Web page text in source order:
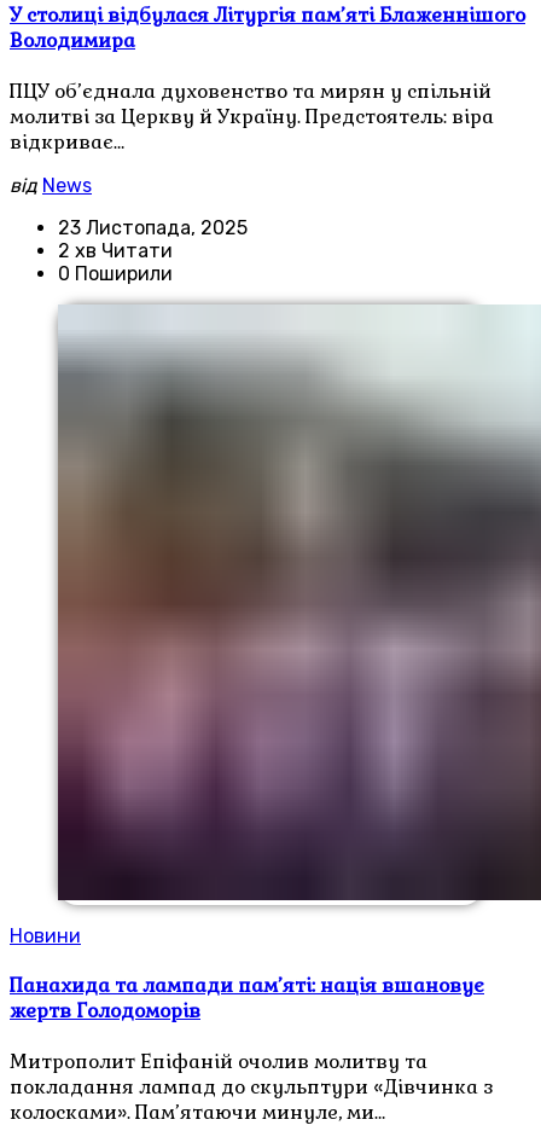
У столиці відбулася Літургія пам’яті Блаженнішого
Володимира
ПЦУ об’єднала духовенство та мирян у спільній
молитві за Церкву й Україну. Предстоятель: віра
відкриває…
від News
23 Листопада, 2025
2 хв Читати
0 Поширили
Новини
Панахида та лампади пам’яті: нація вшановує
жертв Голодоморів
Митрополит Епіфаній очолив молитву та
покладання лампад до скульптури «Дівчинка з
колосками». Пам’ятаючи минуле, ми…